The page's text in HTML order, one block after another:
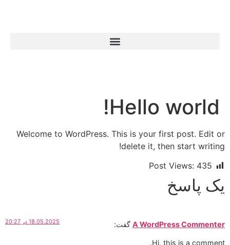
Hello world!
Welcome to WordPress. This is your first post. Edit or
delete it, then start writing!
Post Views: 435
یک پاسخ
A WordPress Commenter گفت: 18.05.2025 در 20:27
Hi, this is a comment.